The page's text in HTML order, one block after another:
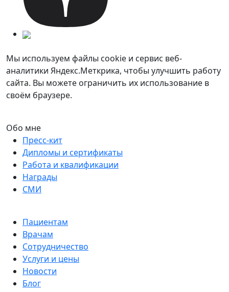
Мы используем файлы cookie и сервис веб-
аналитики Яндекс.Меткрика, чтобы улучшить работу
сайта. Вы можете ограничить их использование в
своём браузере.
Обо мне
Пресс-кит
Дипломы и сертификаты
Работа и квалификации
Награды
СМИ
Пациентам
Врачам
Сотрудничество
Услуги и цены
Новости
Блог